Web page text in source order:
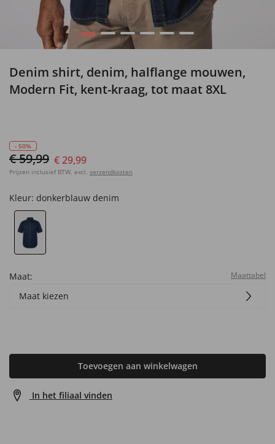
1 2 3 4 5 6
Denim shirt, denim, halflange mouwen,
Modern Fit, kent-kraag, tot maat 8XL
- 50%
€ 59,99 € 29,99
Prijzen inclusief BTW, excl. verzendkosten
Kleur: donkerblauw denim
Maat: Maattabel
Maat kiezen
Toevoegen aan winkelwagen
In het filiaal vinden